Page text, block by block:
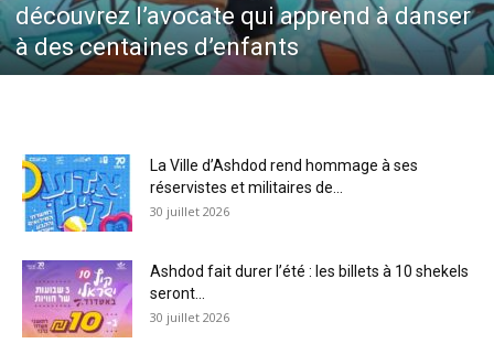
découvrez l’avocate qui apprend à danser
à des centaines d’enfants
La Ville d’Ashdod rend hommage à ses
réservistes et militaires de...
30 juillet 2026
Ashdod fait durer l’été : les billets à 10 shekels
seront...
30 juillet 2026